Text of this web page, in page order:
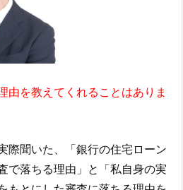
由を教えてくれることはありま
際聞いた、「銀行の住宅ローン
で落ちる理由」と「私自身の実